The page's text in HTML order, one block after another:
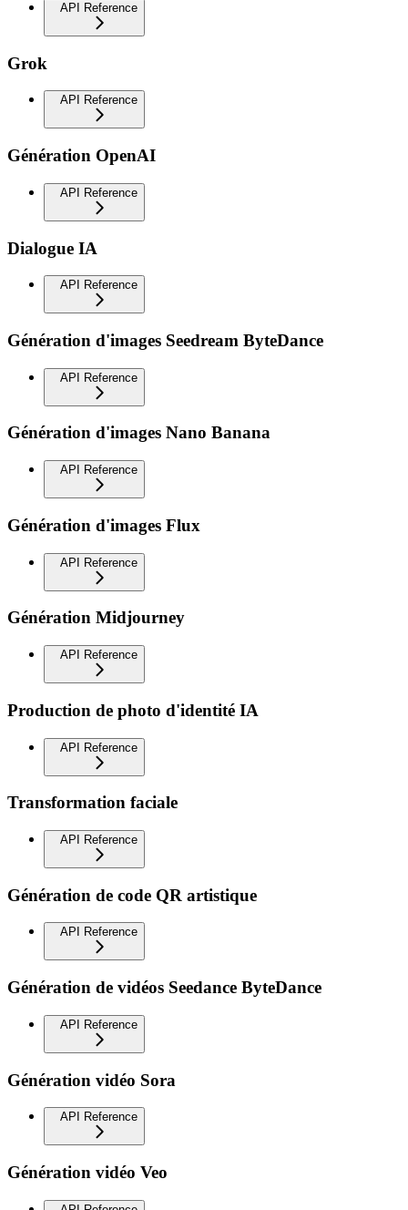
API Reference
Grok
API Reference
Génération OpenAI
API Reference
Dialogue IA
API Reference
Génération d'images Seedream ByteDance
API Reference
Génération d'images Nano Banana
API Reference
Génération d'images Flux
API Reference
Génération Midjourney
API Reference
Production de photo d'identité IA
API Reference
Transformation faciale
API Reference
Génération de code QR artistique
API Reference
Génération de vidéos Seedance ByteDance
API Reference
Génération vidéo Sora
API Reference
Génération vidéo Veo